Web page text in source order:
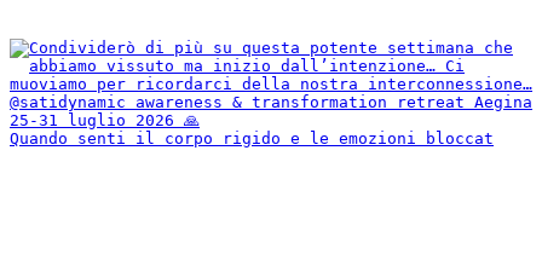
Quando senti il corpo rigido e le emozioni bloccat